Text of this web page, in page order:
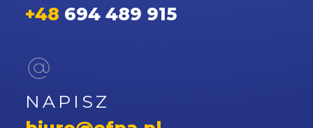
+48 694 489 915
NAPISZ